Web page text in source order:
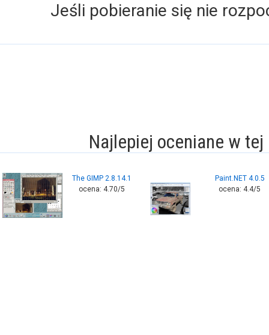
Jeśli pobieranie się nie
Najlepiej oceniane w
The GIMP 2.8.14.1
ocena: 4.70/5
Paint.NET 4.0.5
ocena: 4.4/5